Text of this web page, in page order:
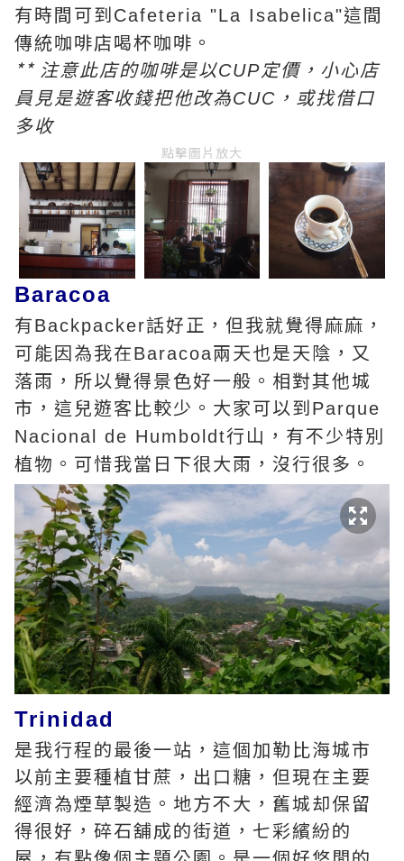
有時間可到Cafeteria "La Isabelica"這間
傳統咖啡店喝杯咖啡。
** 注意此店的咖啡是以CUP定價，小心店
員見是遊客收錢把他改為CUC ，或找借口
多收
點擊圖片放大
Baracoa
有Backpacker話好正，但我就覺得麻麻，
可能因為我在Baracoa兩天也是天陰，又
落雨，所以覺得景色好一般。相對其他城
市，這兒遊客比較少。大家可以到Parque
Nacional de Humboldt行山，有不少特別
植物。可惜我當日下很大雨，沒行很多。
Trinidad
是我行程的最後一站，這個加勒比海城市
以前主要種植甘蔗，出口糖，但現在主要
經濟為煙草製造。地方不大，舊城却保留
得很好，碎石舖成的街道，七彩繽紛的